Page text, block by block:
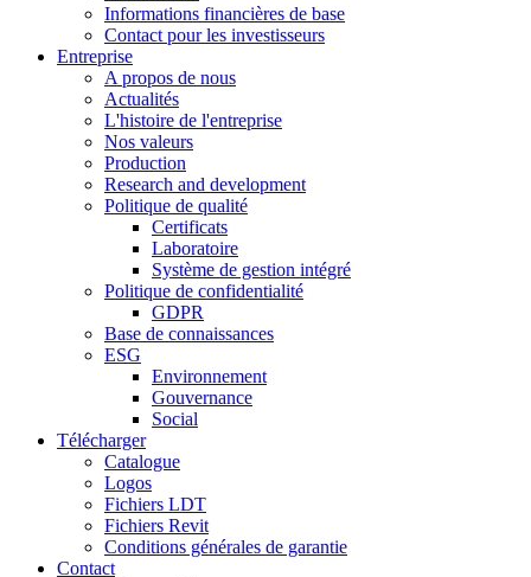
Informations financières de base
Contact pour les investisseurs
Entreprise
A propos de nous
Actualités
L'histoire de l'entreprise
Nos valeurs
Production
Research and development
Politique de qualité
Certificats
Laboratoire
Système de gestion intégré
Politique de confidentialité
GDPR
Base de connaissances
ESG
Environnement
Gouvernance
Social
Télécharger
Catalogue
Logos
Fichiers LDT
Fichiers Revit
Conditions générales de garantie
Contact